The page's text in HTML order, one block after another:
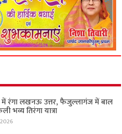
रंगा लखनऊ उत्तर, फैजुल्लागंज में बाल
भव्य तिरंगा यात्रा